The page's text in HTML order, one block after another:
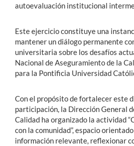
autoevaluación institucional
Este ejercicio constituye una
mantener un diálogo permanente
universitaria sobre los desafíos
Nacional de Aseguramiento de la
para la Pontificia Universidad
Con el propósito de fortalecer este
participación, la Dirección General
Calidad ha organizado la actividad
con la comunidad”, espacio
información relevante, reflexionar